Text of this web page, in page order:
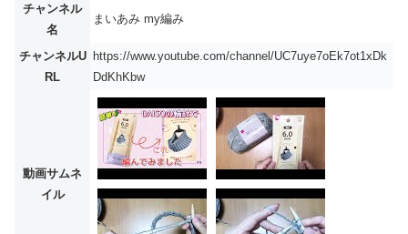
チャンネル
名
まいあみ my編み
チャンネルU
RL
https://www.youtube.com/channel/UC7uye7oEk7ot1xDk
DdKhKbw
動画サムネ
イル